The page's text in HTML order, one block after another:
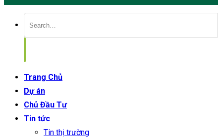
Trang Chủ
Dự án
Chủ Đầu Tư
Tin tức
Tin thị trường